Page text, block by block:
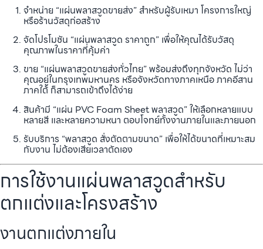
จำหน่าย “แผ่นพลาสวูดขายส่ง” สำหรับผู้รับเหมา โครงการใหญ่
หรือร้านวัสดุก่อสร้าง
จัดโปรโมชัน “แผ่นพลาสวูด ราคาถูก” เพื่อให้คุณได้รับวัสดุ
คุณภาพในราคาที่คุ้มค่า
ขาย “แผ่นพลาสวูดขายส่งทั่วไทย” พร้อมส่งถึงทุกจังหวัด ไม่ว่า
คุณอยู่ในกรุงเทพมหานคร หรือจังหวัดทางภาคเหนือ ภาคอีสาน
ภาคใต้ ก็สามารถเข้าถึงได้ง่าย
สินค้ามี “แผ่น PVC Foam Sheet พลาสวูด” ให้เลือกหลายแบบ
หลายสี และหลายความหนา ตอบโจทย์ทั้งงานภายในและภายนอก
รับบริการ “พลาสวูด สั่งตัดตามขนาด” เพื่อให้ได้ขนาดที่เหมาะสม
กับงาน ไม่ต้องเสียเวลาตัดเอง
การใช้งานแผ่นพลาสวูดสำหรับ
ตกแต่งและโครงสร้าง
งานตกแต่งภายใน